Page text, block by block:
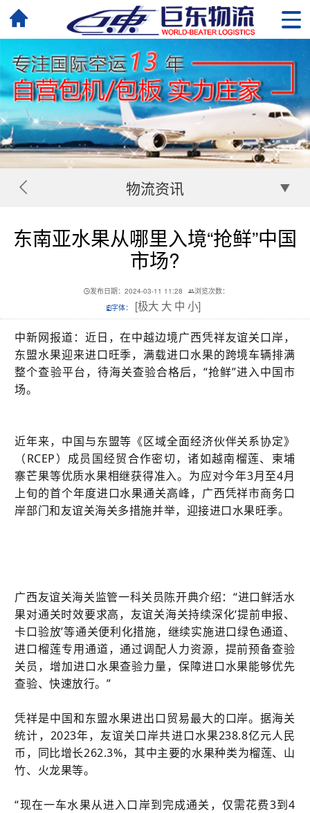
物流资讯
东南亚水果从哪里入境“抢鲜”中国
市场?
发布日期：2024-03-11 11:28
浏览次数：
字体：
[极大 大 中 小]
中新网报道：近日，在中越边境广西凭祥友谊关口岸，
东盟水果迎来进口旺季，满载进口水果的跨境车辆排满
整个查验平台，待海关查验合格后，“抢鲜”进入中国市
场。
近年来，中国与东盟等《区域全面经济伙伴关系协定》
（RCEP）成员国经贸合作密切，诸如越南榴莲、柬埔
寨芒果等优质水果相继获得准入。为应对今年3月至4月
上旬的首个年度进口水果通关高峰，广西凭祥市商务口
岸部门和友谊关海关多措施并举，迎接进口水果旺季。
广西友谊关海关监管一科关员陈开典介绍：“进口鲜活水
果对通关时效要求高，友谊关海关持续深化‘提前申报、
卡口验放’等通关便利化措施，继续实施进口绿色通道、
进口榴莲专用通道，通过调配人力资源，提前预备查验
关员，增加进口水果查验力量，保障进口水果能够优先
查验、快速放行。”
凭祥是中国和东盟水果进出口贸易最大的口岸。据海关
统计，2023年，友谊关口岸共进口水果238.8亿元人民
币，同比增长262.3%，其中主要的水果种类为榴莲、山
竹、火龙果等。
“现在一车水果从进入口岸到完成通关，仅需花费3到4